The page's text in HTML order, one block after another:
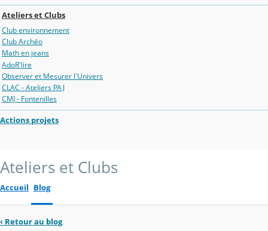
Ateliers et Clubs
Club environnement
Club Archéo
Math en jeans
AdoR'lire
Observer et Mesurer l'Univers
CLAC - Ateliers PAJ
CMJ - Fontenilles
Actions projets
Ateliers et Clubs
Accueil Blog
‹ Retour au blog